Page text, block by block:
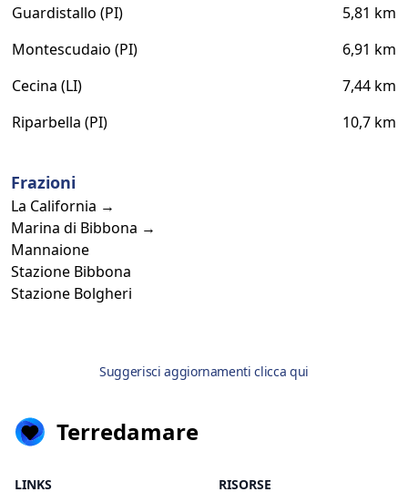
Guardistallo (PI)
5,81 km
Montescudaio (PI)
6,91 km
Cecina (LI)
7,44 km
Riparbella (PI)
10,7 km
Frazioni
La California →
Marina di Bibbona →
Mannaione
Stazione Bibbona
Stazione Bolgheri
Suggerisci aggiornamenti clicca qui
Terredamare
LINKS RISORSE